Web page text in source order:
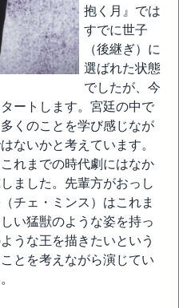
抱く月』では
すでに世子
（後継ぎ）に
選ばれた状態
でしたが、今
ートします。宮廷の中で
くのことを学び感じなが
ないかと考えています。
れまでの時代劇にはなか
ました。先輩方がおっし
チェ・ミンス）はこれま
い猛獣のような姿を持っ
うな王を描きたいという
とを考えながら演じてい